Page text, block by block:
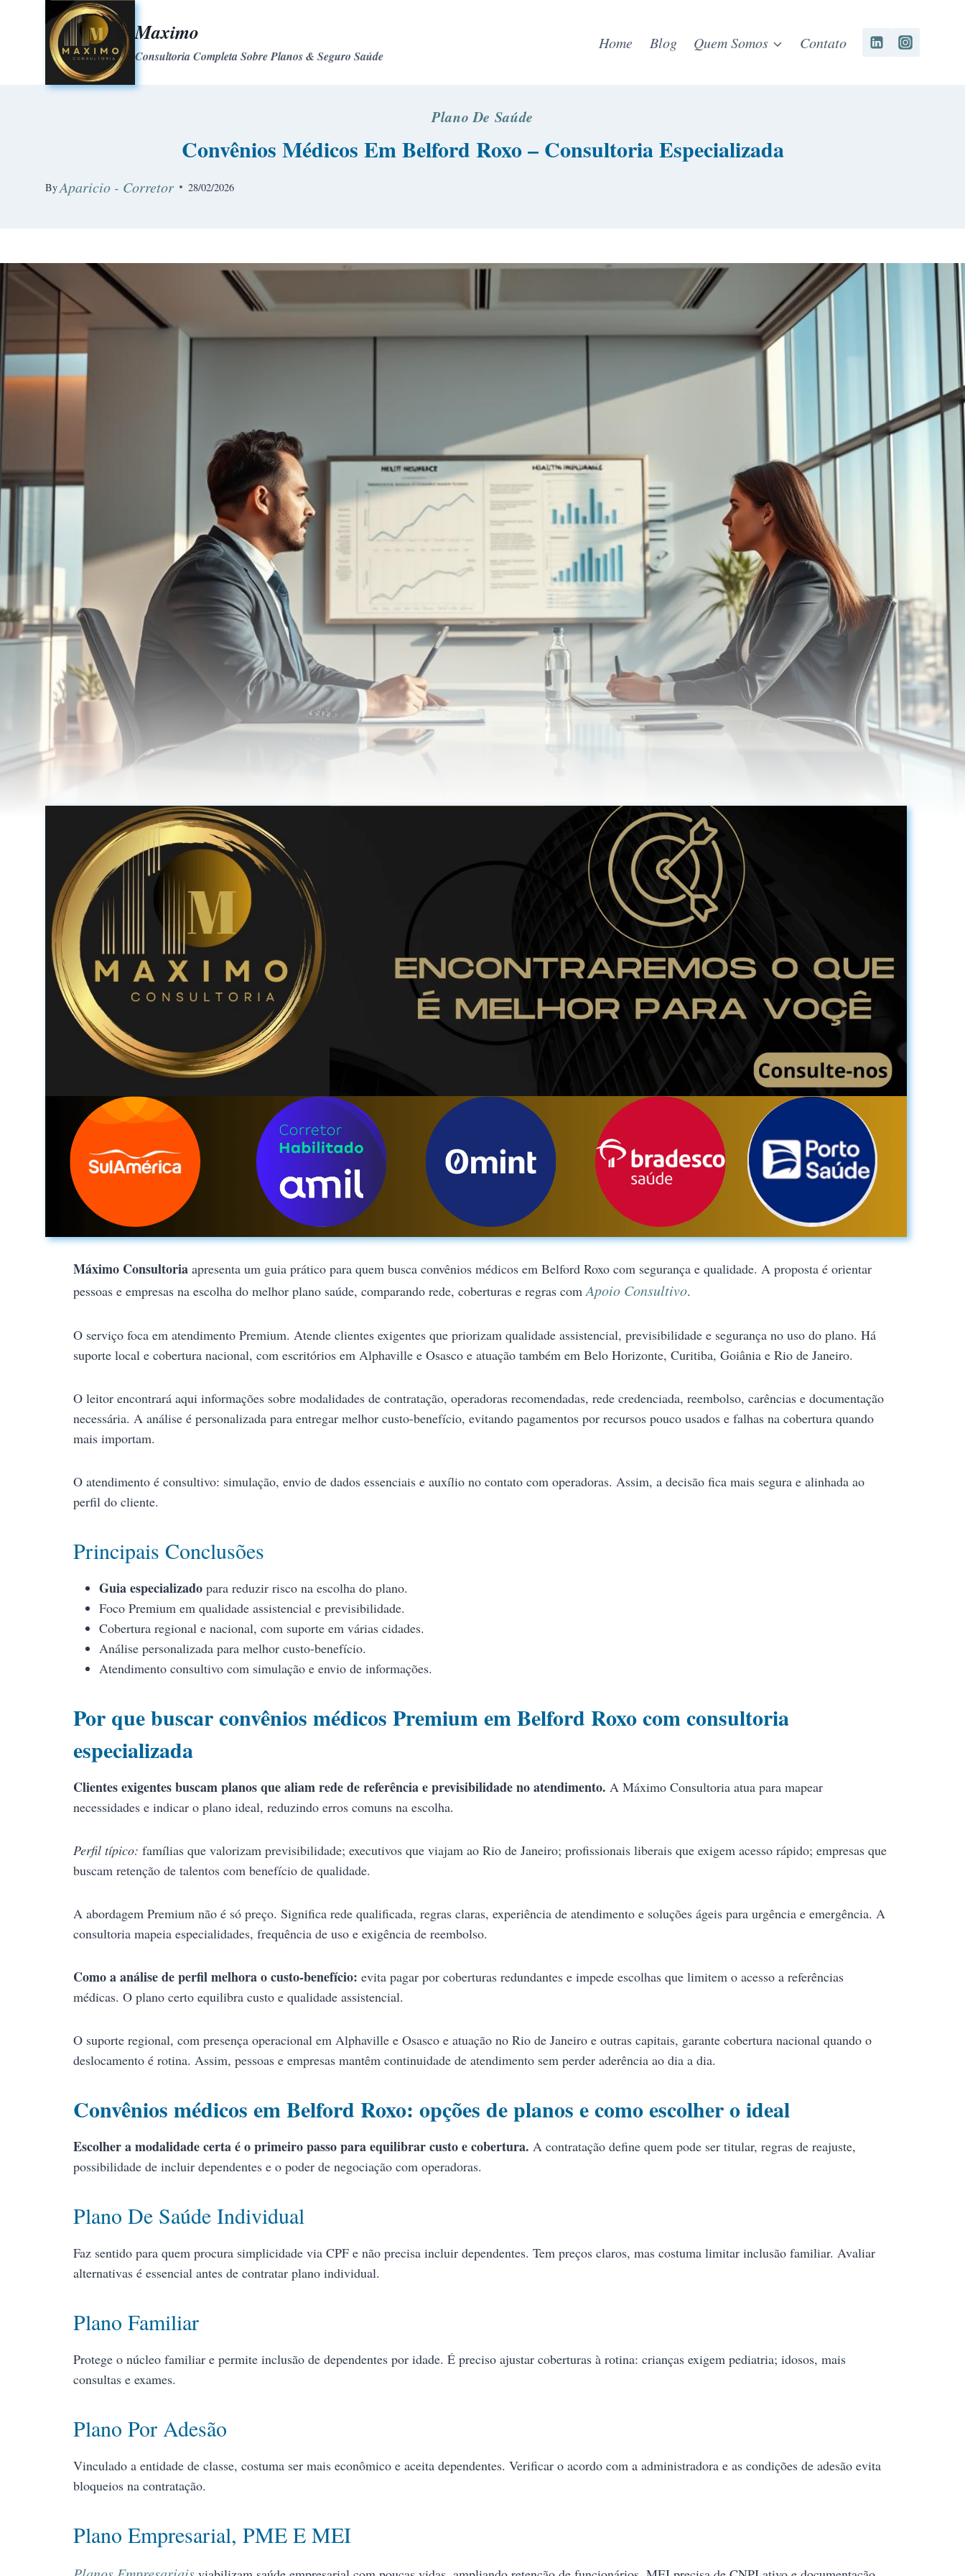
Maximo
Consultoria Completa Sobre Planos & Seguro Saúde
Home Blog Quem Somos Contato
Plano De Saúde
Convênios Médicos Em Belford Roxo – Consultoria Especializada
ByAparicio - Corretor 28/02/2026
Máximo Consultoria apresenta um guia prático para quem busca convênios médicos em Belford Roxo com segurança e qualidade. A proposta é orientar
pessoas e empresas na escolha do melhor plano saúde, comparando rede, coberturas e regras comApoio Consultivo.
O serviço foca em atendimento Premium. Atende clientes exigentes que priorizam qualidade assistencial, previsibilidade e segurança no uso do plano. Há
suporte local e cobertura nacional, com escritórios em Alphaville e Osasco e atuação também em Belo Horizonte, Curitiba, Goiânia e Rio de Janeiro.
O leitor encontrará aqui informações sobre modalidades de contratação, operadoras recomendadas, rede credenciada, reembolso, carências e documentação
necessária. A análise é personalizada para entregar melhor custo-benefício, evitando pagamentos por recursos pouco usados e falhas na cobertura quando
mais importam.
O atendimento é consultivo: simulação, envio de dados essenciais e auxílio no contato com operadoras. Assim, a decisão fica mais segura e alinhada ao
perfil do cliente.
Principais Conclusões
Guia especializado para reduzir risco na escolha do plano.
Foco Premium em qualidade assistencial e previsibilidade.
Cobertura regional e nacional, com suporte em várias cidades.
Análise personalizada para melhor custo-benefício.
Atendimento consultivo com simulação e envio de informações.
Por que buscar convênios médicos Premium em Belford Roxo com consultoria
especializada
Clientes exigentes buscam planos que aliam rede de referência e previsibilidade no atendimento. A Máximo Consultoria atua para mapear
necessidades e indicar o plano ideal, reduzindo erros comuns na escolha.
Perfil típico: famílias que valorizam previsibilidade; executivos que viajam ao Rio de Janeiro; profissionais liberais que exigem acesso rápido; empresas que
buscam retenção de talentos com benefício de qualidade.
A abordagem Premium não é só preço. Significa rede qualificada, regras claras, experiência de atendimento e soluções ágeis para urgência e emergência. A
consultoria mapeia especialidades, frequência de uso e exigência de reembolso.
Como a análise de perfil melhora o custo-benefício: evita pagar por coberturas redundantes e impede escolhas que limitem o acesso a referências
médicas. O plano certo equilibra custo e qualidade assistencial.
O suporte regional, com presença operacional em Alphaville e Osasco e atuação no Rio de Janeiro e outras capitais, garante cobertura nacional quando o
deslocamento é rotina. Assim, pessoas e empresas mantêm continuidade de atendimento sem perder aderência ao dia a dia.
Convênios médicos em Belford Roxo: opções de planos e como escolher o ideal
Escolher a modalidade certa é o primeiro passo para equilibrar custo e cobertura. A contratação define quem pode ser titular, regras de reajuste,
possibilidade de incluir dependentes e o poder de negociação com operadoras.
Plano De Saúde Individual
Faz sentido para quem procura simplicidade via CPF e não precisa incluir dependentes. Tem preços claros, mas costuma limitar inclusão familiar. Avaliar
alternativas é essencial antes de contratar plano individual.
Plano Familiar
Protege o núcleo familiar e permite inclusão de dependentes por idade. É preciso ajustar coberturas à rotina: crianças exigem pediatria; idosos, mais
consultas e exames.
Plano Por Adesão
Vinculado a entidade de classe, costuma ser mais econômico e aceita dependentes. Verificar o acordo com a administradora e as condições de adesão evita
bloqueios na contratação.
Plano Empresarial, PME E MEI